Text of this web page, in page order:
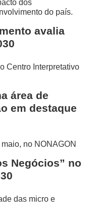
dos
do país.
avalia
Centro Interpretativo
área de
em destaque
no NONAGON
Negócios” no
das micro e